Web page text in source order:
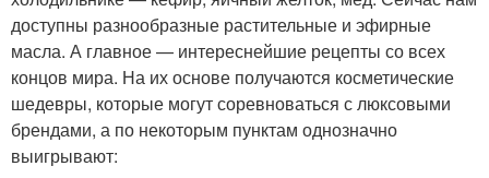
доступны разнообразные растительные и эфирные
масла. А главное — интереснейшие рецепты со всех
концов мира. На их основе получаются косметические
шедевры, которые могут соревноваться с люксовыми
брендами, а по некоторым пунктам однозначно
выигрывают: